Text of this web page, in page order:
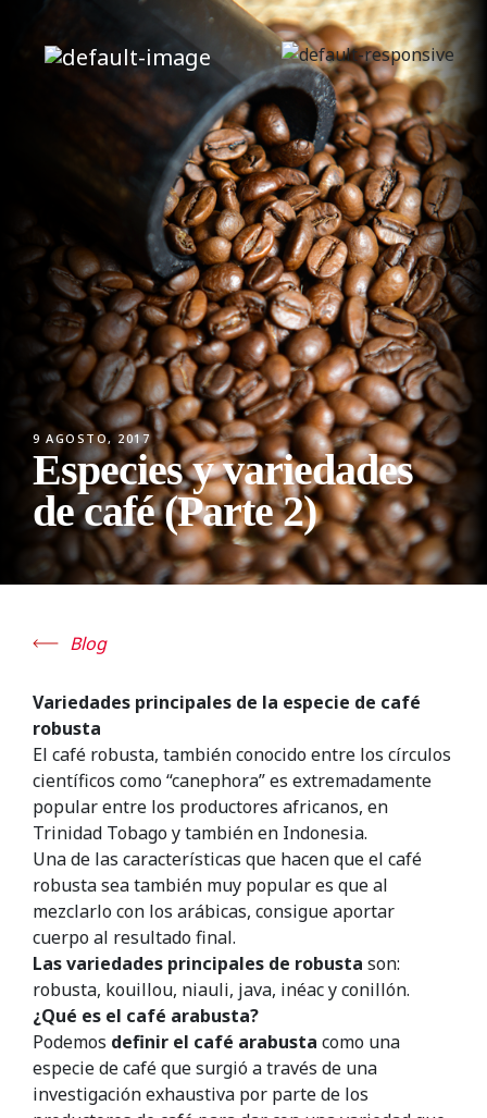
9 AGOSTO, 2017
Especies y variedades
de café (Parte 2)
Blog
Variedades principales de la especie de café
robusta
El café robusta, también conocido entre los círculos
científicos como “canephora” es extremadamente
popular entre los productores africanos, en
Trinidad Tobago y también en Indonesia.
Una de las características que hacen que el café
robusta sea también muy popular es que al
mezclarlo con los arábicas, consigue aportar
cuerpo al resultado final.
Las variedades principales de robusta son:
robusta, kouillou, niauli, java, inéac y conillón.
¿Qué es el café arabusta?
Podemos definir el café arabusta como una
especie de café que surgió a través de una
investigación exhaustiva por parte de los